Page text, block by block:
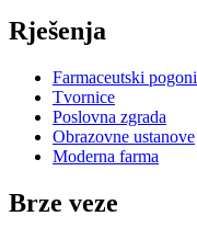
Rješenja
Farmaceutski pogoni
Tvornice
Poslovna zgrada
Obrazovne ustanove
Moderna farma
Brze veze